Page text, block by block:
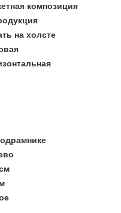
композиция
на холсте